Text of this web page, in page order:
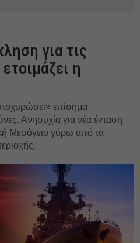
για τις
η
επίσημα
Ανησυχία για νέα ένταση
Μεσόγειο γύρω από τα